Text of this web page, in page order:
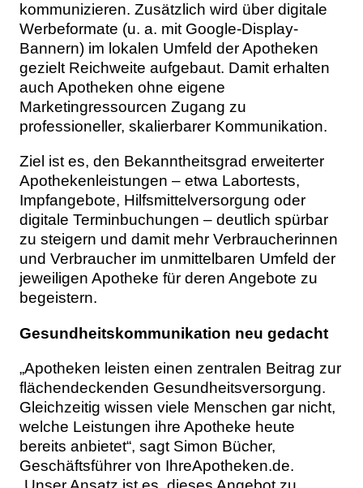
kommunizieren. Zusätzlich wird über digitale
Werbeformate (u. a. mit Google-Display-
Bannern) im lokalen Umfeld der Apotheken
gezielt Reichweite aufgebaut. Damit erhalten
auch Apotheken ohne eigene
Marketingressourcen Zugang zu
professioneller, skalierbarer Kommunikation.
Ziel ist es, den Bekanntheitsgrad erweiterter
Apothekenleistungen – etwa Labortests,
Impfangebote, Hilfsmittelversorgung oder
digitale Terminbuchungen – deutlich spürbar
zu steigern und damit mehr Verbraucherinnen
und Verbraucher im unmittelbaren Umfeld der
jeweiligen Apotheke für deren Angebote zu
begeistern.
Gesundheitskommunikation neu gedacht
„Apotheken leisten einen zentralen Beitrag zur
flächendeckenden Gesundheitsversorgung.
Gleichzeitig wissen viele Menschen gar nicht,
welche Leistungen ihre Apotheke heute
bereits anbietet“, sagt Simon Bücher,
Geschäftsführer von IhreApotheken.de.